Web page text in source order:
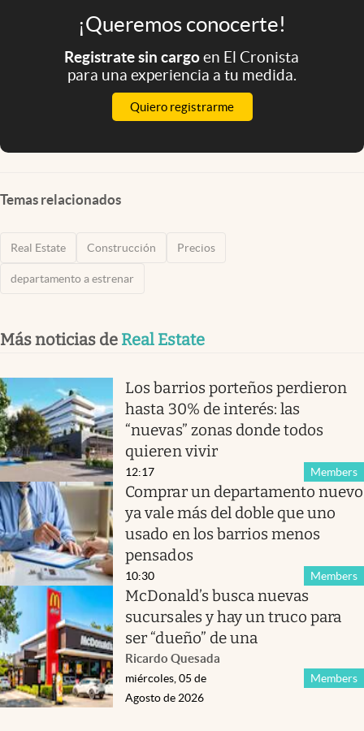
¡Queremos conocerte!
Registrate sin cargoen El Cronista
para una experiencia a tu medida.
Quiero registrarme
Temas relacionados
Real Estate Construcción Precios
departamento a estrenar
Más noticias de Real Estate
Los barrios porteños perdieron
hasta 30% de interés: las
“nuevas” zonas donde todos
quieren vivir
Members
12:17
Comprar un departamento nuevo
ya vale más del doble que uno
usado en los barrios menos
pensados
Members
10:30
McDonald’s busca nuevas
sucursales y hay un truco para
ser “dueño” de una
Ricardo Quesada
Members
miércoles, 05 de
Agosto de 2026